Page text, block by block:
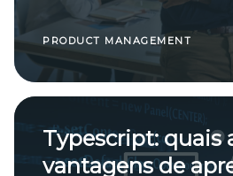
PRODUCT MANAGEMENT
Typescript: quais
vantagens de